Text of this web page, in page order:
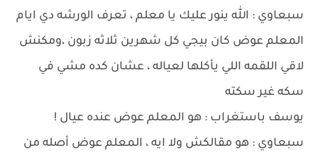
سبعاوي : الله ينور عليك يا معلم ، تعرف الورشه دي ايام
المعلم عوض كان بيجي كل شهرين ثلاثه زبون ،ومكنش
لاقي اللقمه اللي يأكلها لعياله ، عشان كده مشي في
سكه غير سكته
يوسف باستغراب : هو المعلم عوض عنده عيال !
سبعاوي : هو مقالكش ولا ايه ، المعلم عوض أصله من